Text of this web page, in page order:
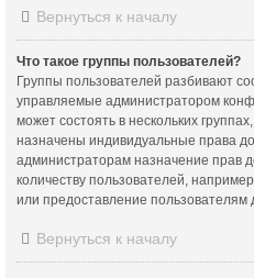
Вернуться к началу
Что такое группы пользователей?
Группы пользователей разбивают
управляемые администратором
может состоять в нескольких
назначены индивидуальные права
администраторам назначение прав
количеству пользователей,
или предоставление
Вернуться к началу